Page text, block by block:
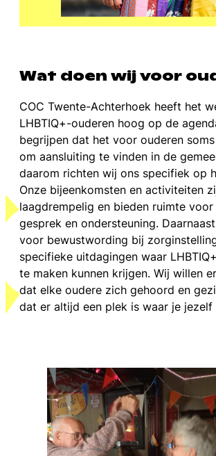
Wat doen wij voor
COC Twente-Achterhoek heeft het
LHBTIQ+-ouderen hoog op de
begrijpen dat het voor ouderen
om aansluiting te vinden in de
daarom richten wij ons specifiek op
Onze bijeenkomsten en activiteiten
laagdrempelig en bieden ruimte
gesprek en ondersteuning.
voor bewustwording bij
specifieke uitdagingen waar
te maken kunnen krijgen. Wij willen
dat elke oudere zich gehoord en
dat er altijd een plek is waar je jezelf